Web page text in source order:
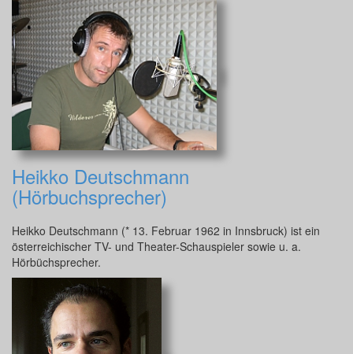
Heikko Deutschmann
(Hörbuchsprecher)
Heikko Deutschmann (* 13. Februar 1962 in Innsbruck) ist ein
österreichischer TV- und Theater-Schauspieler sowie u. a.
Hörbüchsprecher.